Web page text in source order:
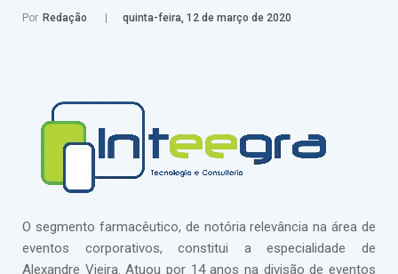
Por Redação quinta-feira, 12 de março de 2020
O segmento farmacêutico, de notória relevância na área de
eventos corporativos, constitui a especialidade de
Alexandre Vieira. Atuou por 14 anos na divisão de eventos